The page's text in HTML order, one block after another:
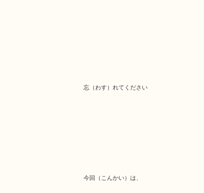
忘（わす）れてください
今回（こんかい）は、